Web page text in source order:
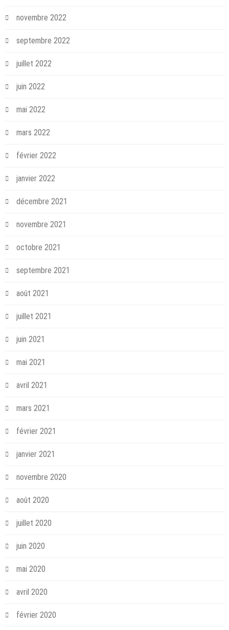
novembre 2022
septembre 2022
juillet 2022
juin 2022
mai 2022
mars 2022
février 2022
janvier 2022
décembre 2021
novembre 2021
octobre 2021
septembre 2021
août 2021
juillet 2021
juin 2021
mai 2021
avril 2021
mars 2021
février 2021
janvier 2021
novembre 2020
août 2020
juillet 2020
juin 2020
mai 2020
avril 2020
février 2020